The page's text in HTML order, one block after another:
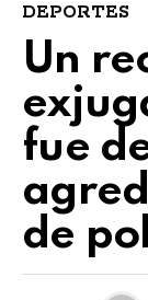
DEPORTES
Un
fue
de